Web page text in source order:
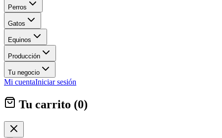
Perros
Gatos
Equinos
Producción
Tu negocio
Mi cuentaIniciar sesión
Tu carrito (0)